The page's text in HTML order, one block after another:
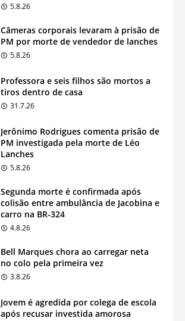
5.8.26
Câmeras corporais levaram à prisão de
PM por morte de vendedor de lanches
5.8.26
Professora e seis filhos são mortos a
tiros dentro de casa
31.7.26
Jerônimo Rodrigues comenta prisão de
PM investigada pela morte de Léo
Lanches
5.8.26
Segunda morte é confirmada após
colisão entre ambulância de Jacobina e
carro na BR-324
4.8.26
Bell Marques chora ao carregar neta
no colo pela primeira vez
3.8.26
Jovem é agredida por colega de escola
após recusar investida amorosa